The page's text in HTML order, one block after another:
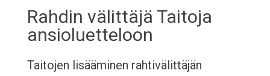
Rahdin välittäjä Taitoja
ansioluetteloon
Taitojen lisääminen rahtivälittäjän